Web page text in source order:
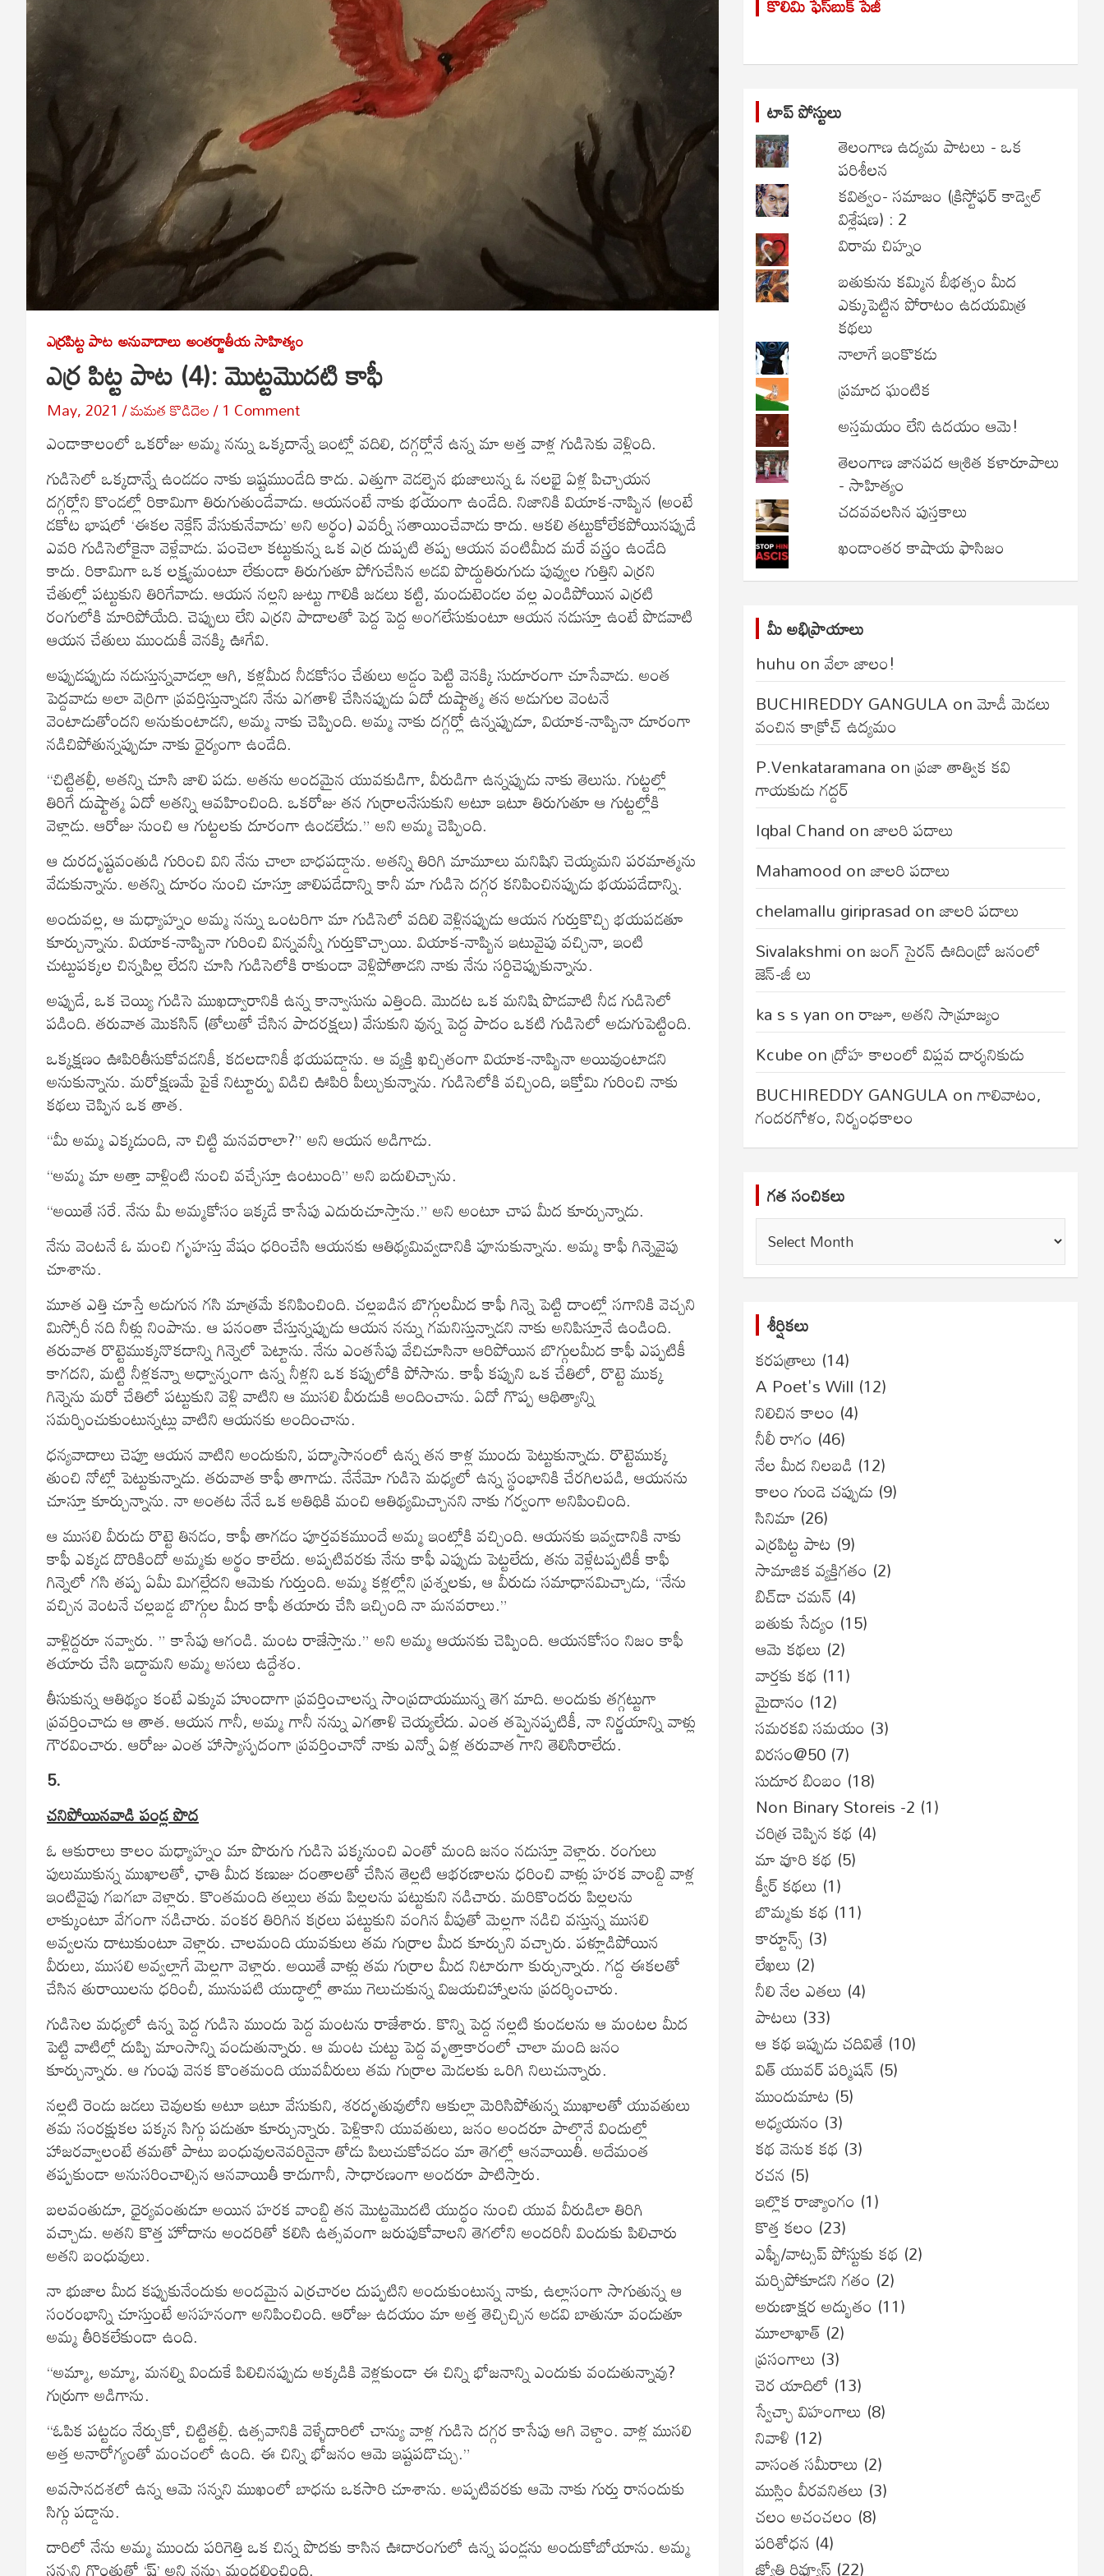
ఎర్రపిట్ట పాటఅనువాదాలుఅంతర్జాతీయ సాహిత్యం
ఎర్ర పిట్ట పాట (4): మొట్టమొదటి కాఫీ
May, 2021 మమత కొడిదెల 1 Comment
ఎండాకాలంలో ఒకరోజు అమ్మ నన్ను ఒక్కదాన్నే ఇంట్లో వదిలి, దగ్గర్లోనే ఉన్న మా అత్త వాళ్ల గుడిసెకు వెళ్లింది.
గుడిసెలో ఒక్కదాన్నే ఉండడం నాకు ఇష్టముండేది కాదు. ఎత్తుగా వెడల్పైన భుజాలున్న ఓ నలభై ఏళ్ల పిచ్చాయన
దగ్గర్లోని కొండల్లో రికామిగా తిరుగుతుండేవాడు. ఆయనంటే నాకు భయంగా ఉండేది. నిజానికి వియాక-నాప్బిన (అంటే
డకోట భాషలో ‘ఈకల నెక్లేస్ వేసుకునేవాడు’ అని అర్థం) ఎవర్నీ సతాయించేవాడు కాదు. ఆకలి తట్టుకోలేకపోయినప్పుడే
ఎవరి గుడిసెలోకైనా వెళ్లేవాడు. పంచెలా కట్టుకున్న ఒక ఎర్ర దుప్పటి తప్ప ఆయన వంటిమీద మరే వస్త్రం ఉండేది
కాదు. రికామిగా ఒక లక్ష్యమంటూ లేకుండా తిరుగుతూ పోగుచేసిన అడవి పొద్దుతిరుగుడు పువ్వుల గుత్తిని ఎర్రని
చేతుల్లో పట్టుకుని తిరిగేవాడు. ఆయన నల్లని జుట్టు గాలికి జడలు కట్టి, మండుటెండల వల్ల ఎండిపోయిన ఎర్రటి
రంగులోకి మారిపోయేది. చెప్పులు లేని ఎర్రని పాదాలతో పెద్ద పెద్ద అంగలేసుకుంటూ ఆయన నడుస్తూ ఉంటే పొడవాటి
ఆయన చేతులు ముందుకీ వెనక్కి ఊగేవి.
అప్పుడప్పుడు నడుస్తున్నవాడల్లా ఆగి, కళ్లమీద నీడకోసం చేతులు అడ్డం పెట్టి వెనక్కి సుదూరంగా చూసేవాడు. అంత
పెద్దవాడు అలా వెర్రిగా ప్రవర్తిస్తున్నాడని నేను ఎగతాళి చేసినప్పుడు ఏదో దుష్టాత్మ తన అడుగుల వెంటనే
వెంటాడుతోందని అనుకుంటాడని, అమ్మ నాకు చెప్పింది. అమ్మ నాకు దగ్గర్లో ఉన్నప్పుడూ, వియాక-నాప్బినా దూరంగా
నడిచిపోతున్నప్పుడూ నాకు ధైర్యంగా ఉండేది.
“చిట్టితల్లీ, అతన్ని చూసి జాలి పడు. అతను అందమైన యువకుడిగా, వీరుడిగా ఉన్నప్పుడు నాకు తెలుసు. గుట్టల్లో
తిరిగే దుష్టాత్మ ఏదో అతన్ని ఆవహించింది. ఒకరోజు తన గుర్రాలనేసుకుని అటూ ఇటూ తిరుగుతూ ఆ గుట్టల్లోకి
వెళ్లాడు. ఆరోజు నుంచి ఆ గుట్టలకు దూరంగా ఉండలేడు.” అని అమ్మ చెప్పింది.
ఆ దురదృష్టవంతుడి గురించి విని నేను చాలా బాధపడ్డాను. అతన్ని తిరిగి మామూలు మనిషిని చెయ్యమని పరమాత్మను
వేడుకున్నాను. అతన్ని దూరం నుంచి చూస్తూ జాలిపడేదాన్ని కానీ మా గుడిసె దగ్గర కనిపించినప్పుడు భయపడేదాన్ని.
అందువల్ల, ఆ మధ్యాహ్నం అమ్మ నన్ను ఒంటరిగా మా గుడిసెలో వదిలి వెళ్లినప్పుడు ఆయన గుర్తుకొచ్చి భయపడతూ
కూర్చున్నాను. వియాక-నాప్బినా గురించి విన్నవన్నీ గుర్తుకొచ్చాయి. వియాక-నాప్బిన ఇటువైపు వచ్చినా, ఇంటి
చుట్టుపక్కల చిన్నపిల్ల లేదని చూసి గుడిసెలోకి రాకుండా వెళ్లిపోతాడని నాకు నేను సర్దిచెప్పుకున్నాను.
అప్పుడే, ఒక చెయ్యి గుడిసె ముఖద్వారానికి ఉన్న కాన్వాసును ఎత్తింది. మొదట ఒక మనిషి పొడవాటి నీడ గుడిసెలో
పడింది. తరువాత మొకసిన్ (తోలుతో చేసిన పాదరక్షలు) వేసుకుని వున్న పెద్ద పాదం ఒకటి గుడిసెలో అడుగుపెట్టింది.
ఒక్కక్షణం ఊపిరితీసుకోవడనికీ, కదలడానికీ భయపడ్డాను. ఆ వ్యక్తి ఖచ్చితంగా వియాక-నాప్బినా అయివుంటాడని
అనుకున్నాను. మరోక్షణమే పైకే నిట్టూర్పు విడిచి ఊపిరి పీల్చుకున్నాను. గుడిసెలోకి వచ్చింది, ఇక్తోమి గురించి నాకు
కథలు చెప్పిన ఒక తాత.
“మీ అమ్మ ఎక్కడుంది, నా చిట్టి మనవరాలా?” అని ఆయన అడిగాడు.
“అమ్మ మా అత్తా వాళ్లింటి నుంచి వచ్చేస్తూ ఉంటుంది” అని బదులిచ్చాను.
“అయితే సరే. నేను మీ అమ్మకోసం ఇక్కడే కాసేపు ఎదురుచూస్తాను.” అని అంటూ చాప మీద కూర్చున్నాడు.
నేను వెంటనే ఓ మంచి గృహస్తు వేషం ధరించేసి ఆయనకు ఆతిథ్యమివ్వడానికి పూనుకున్నాను. అమ్మ కాఫీ గిన్నెవైపు
చూశాను.
మూత ఎత్తి చూస్తే అడుగున గసి మాత్రమే కనిపించింది. చల్లబడిన బొగ్గులమీద కాఫీ గిన్నె పెట్టి దాంట్లో సగానికి వెచ్చని
మిస్సోరీ నది నీళ్లు నింపాను. ఆ పనంతా చేస్తున్నప్పుడు ఆయన నన్ను గమనిస్తున్నాడని నాకు అనిపిస్తూనే ఉండింది.
తరువాత రొట్టెముక్కనొకదాన్ని గిన్నెలో పెట్టాను. నేను ఎంతసేపు వేచిచూసినా ఆరిపోయిన బొగ్గులమీద కాఫీ ఎప్పటికీ
కాగదని, మట్టి నీళ్లకన్నా అధ్వాన్నంగా ఉన్న నీళ్లని ఒక కప్పులోకి పోసాను. కాఫీ కప్పుని ఒక చేతిలో, రొట్టె ముక్క
గిన్నెను మరో చేతిలో పట్టుకుని వెళ్లి వాటిని ఆ ముసలి వీరుడుకి అందించాను. ఏదో గొప్ప ఆథిత్యాన్ని
సమర్పించుకుంటున్నట్లు వాటిని ఆయనకు అందించాను.
ధన్యవాదాలు చెప్తూ ఆయన వాటిని అందుకుని, పద్మాసానంలో ఉన్న తన కాళ్ల ముందు పెట్టుకున్నాడు. రొట్టెముక్క
తుంచి నోట్లో పెట్టుకున్నాడు. తరువాత కాఫీ తాగాడు. నేనేమో గుడిసె మధ్యలో ఉన్న స్థంభానికి చేరగిలపడి, ఆయనను
చూస్తూ కూర్చున్నాను. నా అంతట నేనే ఒక అతిథికి మంచి ఆతిథ్యమిచ్చానని నాకు గర్వంగా అనిపించింది.
ఆ ముసలి వీరుడు రొట్టె తినడం, కాఫీ తాగడం పూర్తవకముందే అమ్మ ఇంట్లోకి వచ్చింది. ఆయనకు ఇవ్వడానికి నాకు
కాఫీ ఎక్కడ దొరికిందో అమ్మకు అర్థం కాలేదు. అప్పటివరకు నేను కాఫీ ఎప్పుడు పెట్టలేదు, తను వెళ్లేటప్పటికీ కాఫీ
గిన్నెలో గసి తప్ప ఏమీ మిగల్లేదని ఆమెకు గుర్తుంది. అమ్మ కళ్లల్లోని ప్రశ్నలకు, ఆ వీరుడు సమాధానమిచ్చాడు, “నేను
వచ్చిన వెంటనే చల్లబడ్డ బొగ్గుల మీద కాఫీ తయారు చేసి ఇచ్చింది నా మనవరాలు.”
వాళ్లిద్దరూ నవ్వారు. ” కాసేపు ఆగండి. మంట రాజేస్తాను.” అని అమ్మ ఆయనకు చెప్పింది. ఆయనకోసం నిజం కాఫీ
తయారు చేసి ఇద్దామని అమ్మ అసలు ఉద్దేశం.
తీసుకున్న ఆతిథ్యం కంటే ఎక్కువ హుందాగా ప్రవర్తించాలన్న సాంప్రదాయమున్న తెగ మాది. అందుకు తగ్గట్టుగా
ప్రవర్తించాడు ఆ తాత. ఆయన గానీ, అమ్మ గానీ నన్ను ఎగతాళి చెయ్యలేదు. ఎంత తప్పైనప్పటికీ, నా నిర్ణయాన్ని వాళ్లు
గౌరవించారు. ఆరోజు ఎంత హాస్యాస్పదంగా ప్రవర్తించానో నాకు ఎన్నో ఏళ్ల తరువాత గాని తెలిసిరాలేదు.
5.
చనిపోయినవాడి పండ్ల పొద
ఓ ఆకురాలు కాలం మధ్యాహ్నం మా పొరుగు గుడిసె పక్కనుంచి ఎంతో మంది జనం నడుస్తూ వెళ్లారు. రంగులు
పులుముకున్న ముఖాలతో, ఛాతి మీద కణుజు దంతాలతో చేసిన తెల్లటి ఆభరణాలను ధరించి వాళ్లు హరక వాంబ్డి వాళ్ల
ఇంటివైపు గబగబా వెళ్లారు. కొంతమంది తల్లులు తమ పిల్లలను పట్టుకుని నడిచారు. మరికొందరు పిల్లలను
లాక్కుంటూ వేగంగా నడిచారు. వంకర తిరిగిన కర్రలు పట్టుకుని వంగిన వీపుతో మెల్లగా నడిచి వస్తున్న ముసలి
అవ్వలను దాటుకుంటూ వెళ్లారు. చాలమంది యువకులు తమ గుర్రాల మీద కూర్చుని వచ్చారు. పళ్లూడిపోయిన
వీరులు, ముసలి అవ్వల్లాగే మెల్లగా వెళ్లారు. అయితే వాళ్లు తమ గుర్రాల మీద నిటారుగా కుర్చున్నారు. గద్ద ఈకలతో
చేసిన తురాయిలను ధరించీ, మునుపటి యుద్ధాల్లో తాము గెలుచుకున్న విజయచిహ్నాలను ప్రదర్శించారు.
గుడిసెల మధ్యలో ఉన్న పెద్ద గుడిసె ముందు పెద్ద మంటను రాజేశారు. కొన్ని పెద్ద నల్లటి కుండలను ఆ మంటల మీద
పెట్టి వాటిల్లో దుప్పి మాంసాన్ని వండుతున్నారు. ఆ మంట చుట్టు పెద్ద వృత్తాకారంలో చాలా మంది జనం
కూర్చున్నారు. ఆ గుంపు వెనక కొంతమంది యువవీరులు తమ గుర్రాల మెడలకు ఒరిగి నిలుచున్నారు.
నల్లటి రెండు జడలు చెవులకు అటూ ఇటూ వేసుకుని, శరదృతువులోని ఆకుల్లా మెరిసిపోతున్న ముఖాలతో యువతులు
తమ సంరక్షుకల పక్కన సిగ్గు పడుతూ కూర్చున్నారు. పెళ్లికాని యువతులు, జనం అందరూ పాల్గొనే విందుల్లో
హాజరవ్వాలంటే తమతో పాటు బంధువులనెవరినైనా తోడు పిలుచుకోవడం మా తెగల్లో ఆనవాయితీ. అదేమంత
తప్పకుండా అనుసరించాల్సిన ఆనవాయితీ కాదుగానీ, సాధారణంగా అందరూ పాటిస్తారు.
బలవంతుడూ, ధైర్యవంతుడూ అయిన హరక వాంబ్డి తన మొట్టమొదటి యుద్ధం నుంచి యువ వీరుడిలా తిరిగి
వచ్చాడు. అతని కొత్త హోదాను అందరితో కలిసి ఉత్సవంగా జరుపుకోవాలని తెగలోని అందరినీ విందుకు పిలిచారు
అతని బంధువులు.
నా భుజాల మీద కప్పుకునేందుకు అందమైన ఎర్రచారల దుప్పటిని అందుకుంటున్న నాకు, ఉల్లాసంగా సాగుతున్న ఆ
సంరంభాన్ని చూస్తుంటే అసహనంగా అనిపించింది. ఆరోజు ఉదయం మా అత్త తెచ్చిచ్చిన అడవి బాతునూ వండుతూ
అమ్మ తీరికలేకుండా ఉంది.
“అమ్మా, అమ్మా, మనల్ని విందుకే పిలిచినప్పుడు అక్కడికి వెళ్లకుండా ఈ చిన్ని భోజనాన్ని ఎందుకు వండుతున్నావు?
గుర్రుగా అడిగాను.
“ఓపిక పట్టడం నేర్చుకో, చిట్టితల్లీ. ఉత్సవానికి వెళ్ళేదారిలో చాన్యు వాళ్ల గుడిసె దగ్గర కాసేపు ఆగి వెళ్దాం. వాళ్ల ముసలి
అత్త అనారోగ్యంతో మంచంలో ఉంది. ఈ చిన్ని భోజనం ఆమె ఇష్టపడొచ్చు.”
అవసానదశలో ఉన్న ఆమె సన్నని ముఖంలో బాధను ఒకసారి చూశాను. అప్పటివరకు ఆమె నాకు గుర్తు రానందుకు
సిగ్గు పడ్డాను.
దారిలో నేను అమ్మ ముందు పరిగెత్తి ఒక చిన్న పొదకు కాసిన ఊదారంగులో ఉన్న పండ్లను అందుకోబోయాను. అమ్మ
సన్నని గొంతుతో ‘ష్’ అని నన్ను మందలించింది.
c
టాప్ పోస్టులు
తెలంగాణ ఉద్యమ పాటలు - ఒక
పరిశీలన
కవిత్వం- సమాజం (క్రిస్టోఫర్ కాడ్వెల్
విశ్లేషణ) : 2
విరామ చిహ్నం
బతుకును కమ్మిన బీభత్సం మీద
ఎక్కుపెట్టిన పోరాటం ఉదయమిత్ర
కథలు
నాలాగే ఇంకొకడు
ప్రమాద ఘంటిక
అస్తమయం లేని ఉదయం ఆమె!
తెలంగాణ జానపద ఆశ్రిత కళారూపాలు
- సాహిత్యం
చదవవలసిన పుస్తకాలు
ఖండాంతర కాషాయ ఫాసిజం
మీ అభిప్రాయాలు
huhu onవేలా జాలం!
BUCHIREDDY GANGULA onమోడీ మెడలు
వంచిన కాక్రోచ్ ఉద్యమం
P.Venkataramana onప్రజా తాత్విక కవి
గాయకుడు గద్దర్
Iqbal Chand onజాలరి పదాలు
Mahamood onజాలరి పదాలు
chelamallu giriprasad onజాలరి పదాలు
Sivalakshmi onజంగ్‌ సైరన్‌ ఊదిండ్రో జనంలో
జెన్-జీ లు
ka s s yan onరాజూ, అతని సామ్రాజ్యం
Kcubeonద్రోహ కాలంలో విప్లవ దార్శనికుడు
BUCHIREDDY GANGULA onగాలివాటం,
గందరగోళం, నిర్బంధకాలం
గత సంచికలు
గత
సంచికలు
శీర్షికలు
కరపత్రాలు (14)
A Poet's Will (12)
నిలిచిన కాలం (4)
నీలీ రాగం (46)
నేల మీద నిలబడి (12)
కాలం గుండె చప్పుడు (9)
సినిమా (26)
ఎర్రపిట్ట పాట (9)
సామాజిక వ్యక్తిగతం (2)
బిచ్‌డా చమన్ (4)
బతుకు సేద్యం (15)
ఆమె కథలు (2)
వార్తకు కథ (11)
మైదానం (12)
సమరకవి సమయం (3)
విరసం@50 (7)
సుదూర బింబం (18)
Non Binary Storeis -2 (1)
చరిత్ర చెప్పిన కథ (4)
మా వూరి కథ (5)
క్వీర్ కథలు (1)
బొమ్మకు కథ (11)
కార్టూన్స్ (3)
లేఖలు (2)
నీలి నేల ఎతలు (4)
పాటలు (33)
ఆ కథ ఇప్పుడు చదివితే (10)
విత్ యువర్ పర్మిషన్ (5)
ముందుమాట (5)
అధ్యయనం (3)
కథ వెనుక కథ (3)
రచన (5)
ఇల్లొక రాజ్యాంగం (1)
కొత్త కలం (23)
ఎఫ్బీ/వాట్సప్ పోస్టుకు కథ (2)
మర్చిపోకూడని గతం (2)
అరుణాక్షర అద్భుతం (11)
మూలాఖాత్ (2)
ప్రసంగాలు (3)
చెర యాదిలో (13)
స్వేచ్ఛా విహంగాలు (8)
నివాళి (12)
వాసంత సమీరాలు (2)
ముస్లిం వీరవనితలు (3)
చలం అచంచలం (8)
ప‌రిశోధ‌న‌ (4)
జ్యోతి రివ్యూస్ (22)